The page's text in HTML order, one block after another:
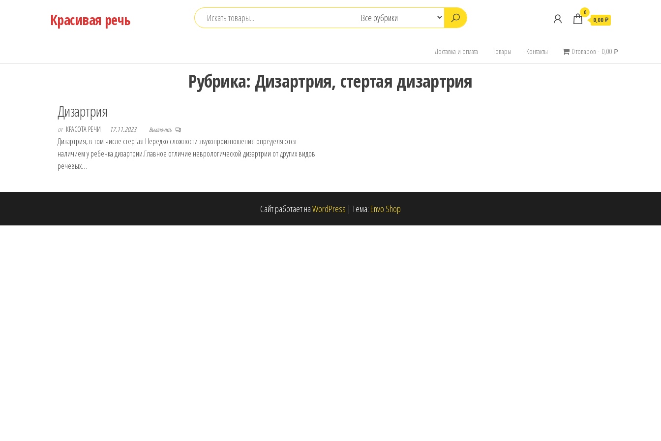
Красивая речь 0
0,00 ₽
Доставка и оплата Товары Контакты 0 товаров 0,00 ₽
Рубрика: Дизартрия, стертая дизартрия
Дизартрия
от КРАСОТА РЕЧИ 17.11.2023 Выключить
Дизартрия, в том числе стертая Нередко сложности звукопроизношения определяются
наличием у ребенка дизартрии.Главное отличие неврологической дизартрии от других видов
речевых…
Сайт работает наWordPress | Тема: Envo Shop